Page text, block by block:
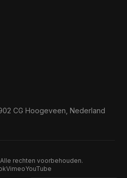
CG Hoogeveen, Nederland
Alle rechten voorbehouden.
VimeoYouTube